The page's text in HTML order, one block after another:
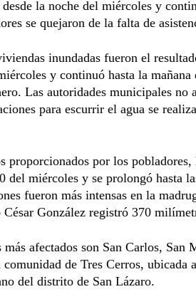
la noche del miércoles y
se quejaron de la falta de
inundadas fueron el
y continuó hasta la
Las autoridades municipales no
para escurrir el agua se
proporcionados por los
del miércoles y se prolongó hasta
fueron más intensas en la
César González registró 370
afectados son San Carlos, San
comunidad de Tres Cerros, ubicada
del distrito de San Lázaro.